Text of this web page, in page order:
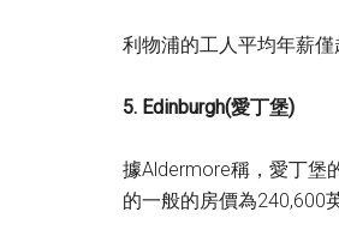
利物浦的工人平均年薪
5. Edinburgh(愛丁堡)
據Aldermore稱，愛丁堡
的一般的房價為240,600